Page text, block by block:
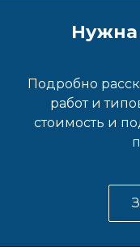
Нужна
Подробно
работ и
стоимость и